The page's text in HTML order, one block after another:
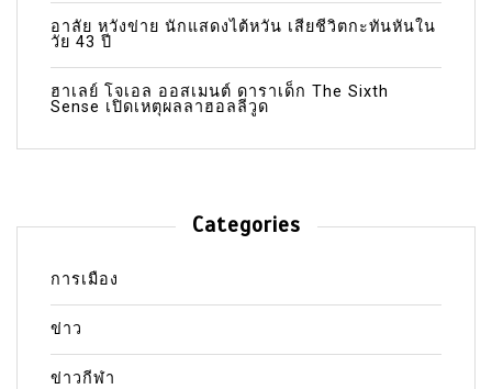
อาลัย หวังข่าย นักแสดงไต้หวัน เสียชีวิตกะทันหันใน
วัย 43 ปี
ฮาเลย์ โจเอล ออสเมนต์ ดาราเด็ก The Sixth
Sense เปิดเหตุผลลาฮอลลีวูด
Categories
การเมือง
ข่าว
ข่าวกีฬา